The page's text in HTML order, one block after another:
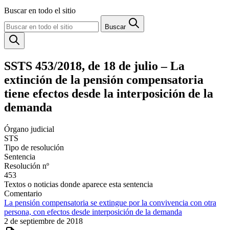
Buscar en todo el sitio
Buscar
SSTS 453/2018, de 18 de julio – La
extinción de la pensión compensatoria
tiene efectos desde la interposición de la
demanda
Órgano judicial
STS
Tipo de resolución
Sentencia
Resolución nº
453
Textos o noticias donde aparece esta sentencia
Comentario
La pensión compensatoria se extingue por la convivencia con otra
persona, con efectos desde interposición de la demanda
2 de septiembre de 2018